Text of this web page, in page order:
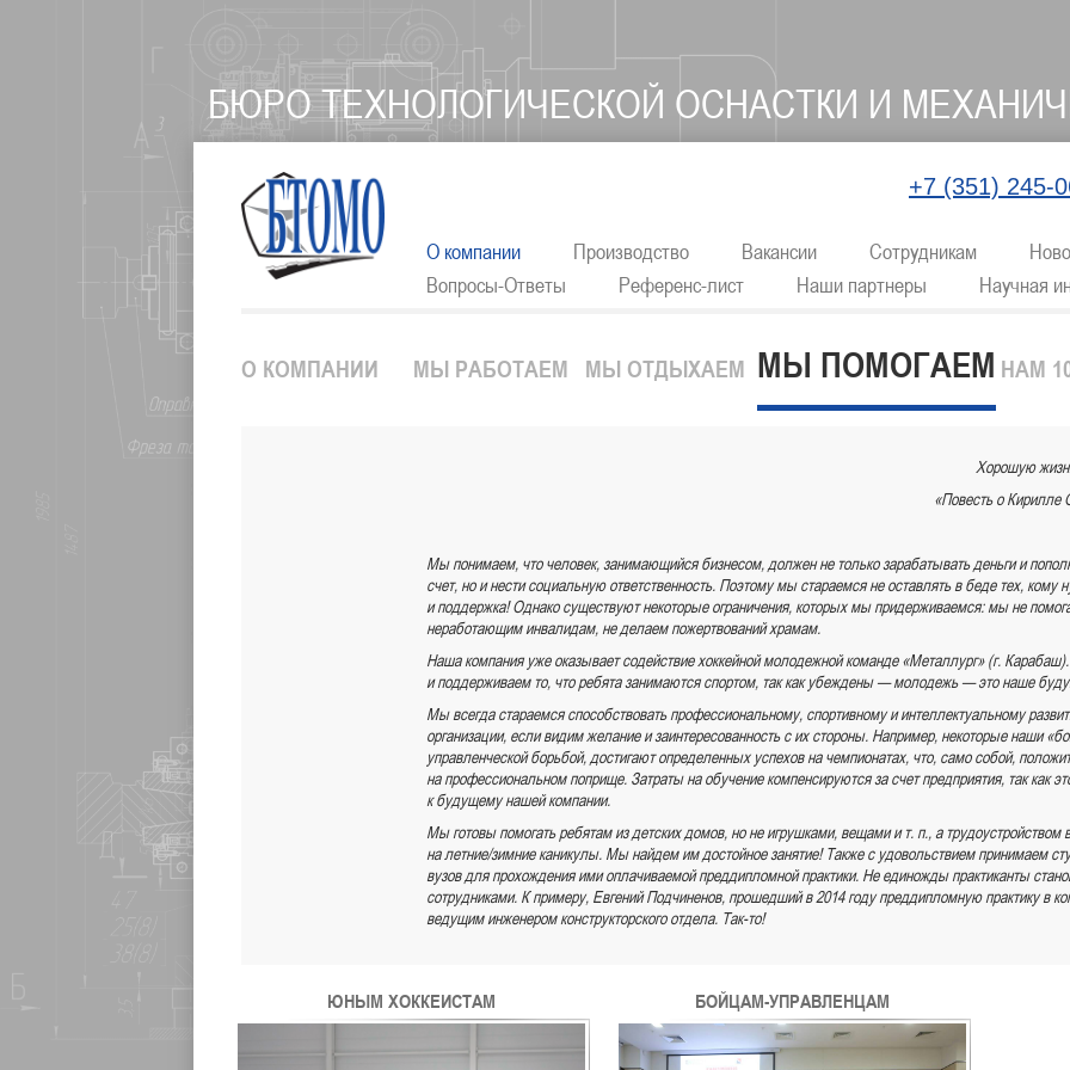
БЮРО ТЕХНОЛОГИЧЕСКОЙ ОСНАСТКИ И
+7 (351) 245-
О компании Производство Вакансии Сотрудникам
Вопросы-Ответы
Референс-лист Наши партнеры Научная
О КОМПАНИИ МЫ РАБОТАЕМ МЫ ОТДЫХАЕМ МЫ ПОМОГАЕМ НАМ
Хорошую
«Повесть о Кирилле
Мы понимаем, что человек, занимающийся бизнесом, должен не только зарабатывать деньги и
счет, но и нести социальную ответственность. Поэтому мы стараемся не оставлять в беде тех, кому
и поддержка! Однако существуют некоторые ограничения, которых мы придерживаемся: мы не
неработающим инвалидам, не делаем пожертвований храмам.
Наша компания уже оказывает содействие хоккейной молодежной команде «Металлург» (г.
и поддерживаем то, что ребята занимаются спортом, так как убеждены — молодежь — это наше
Мы всегда стараемся способствовать профессиональному, спортивному и интеллектуальному
организации, если видим желание и заинтересованность с их стороны. Например, некоторые наши
управленческой борьбой, достигают определенных успехов на чемпионатах, что, само собой,
на профессиональном поприще. Затраты на обучение компенсируются за счет предприятия, так как
к будущему нашей компании.
Мы готовы помогать ребятам из детских домов, но не игрушками, вещамии т. п., а
на летние/зимние каникулы. Мы найдем им достойное занятие! Также с удовольствием принимаем
вузов для прохождения ими оплачиваемой преддипломной практики. Не единожды практиканты
сотрудниками. К примеру, Евгений Подчиненов, прошедший в 2014 году преддипломную практику в
ведущим инженером конструкторского отдела. Так-то!
ЮНЫМ ХОККЕИСТАМ БОЙЦАМ-УПРАВЛЕНЦАМ